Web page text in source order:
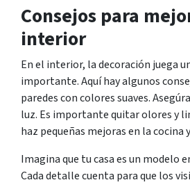
Consejos para
interior
En el interior, la decoración juega
importante. Aquí hay algunos
paredes con colores suaves.
luz. Es importante quitar olores y
haz pequeñas mejoras en la cocina
Imagina que tu casa es un modelo
Cada detalle cuenta para que los